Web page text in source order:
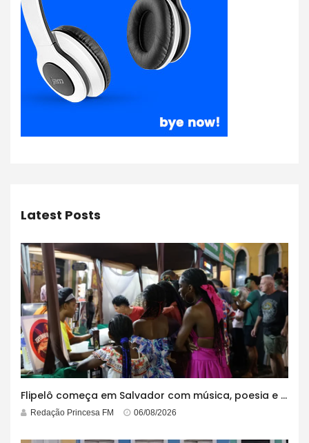
Latest Posts
Flipelô começa em Salvador com música, poesia e grande participação
Redação Princesa FM 06/08/2026